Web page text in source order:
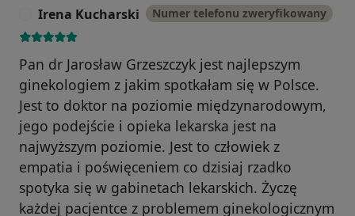
Irena Kucharski Numer telefonu zweryfikowany
Pan dr Jarosław Grzeszczyk jest najlepszym
ginekologiem z jakim spotkałam się w Polsce.
Jest to doktor na poziomie międzynarodowym,
jego podejście i opieka lekarska jest na
najwyższym poziomie. Jest to człowiek z
empatia i poświęceniem co dzisiaj rzadko
spotyka się w gabinetach lekarskich. Życzę
każdej pacjentce z problemem ginekologicznym